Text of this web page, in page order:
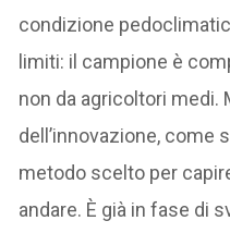
condizione
limiti: il campione è
non da agricoltori medi.
dell’innovazione, come
metodo scelto per
andare. È già in fase di